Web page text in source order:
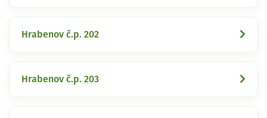
Hrabenov č.p. 202
Hrabenov č.p. 203